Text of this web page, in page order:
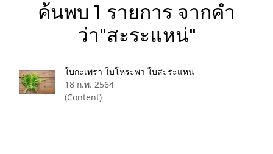
ค้นพบ 1 รายการ จากคำ
ว่า"สะระแหน่"
ใบกะเพรา ใบโหระพา ใบสะระแหน่
18 ก.พ. 2564
(Content)